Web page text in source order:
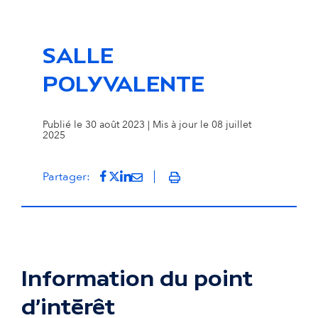
SALLE
POLYVALENTE
Publié le 30 août 2023 | Mis à jour le 08 juillet
2025
Partager: Partager sur Facebook
(s'ouvre dans un nouvel onglet)
Partager sur Twitter
(s'ouvre dans un nouvel onglet)
Partager sur LinkedIn
(s'ouvre dans un nouvel onglet)
Partager par mail
(s'ouvre dans un nouvel
Imprimer
Information du point
d'intérêt